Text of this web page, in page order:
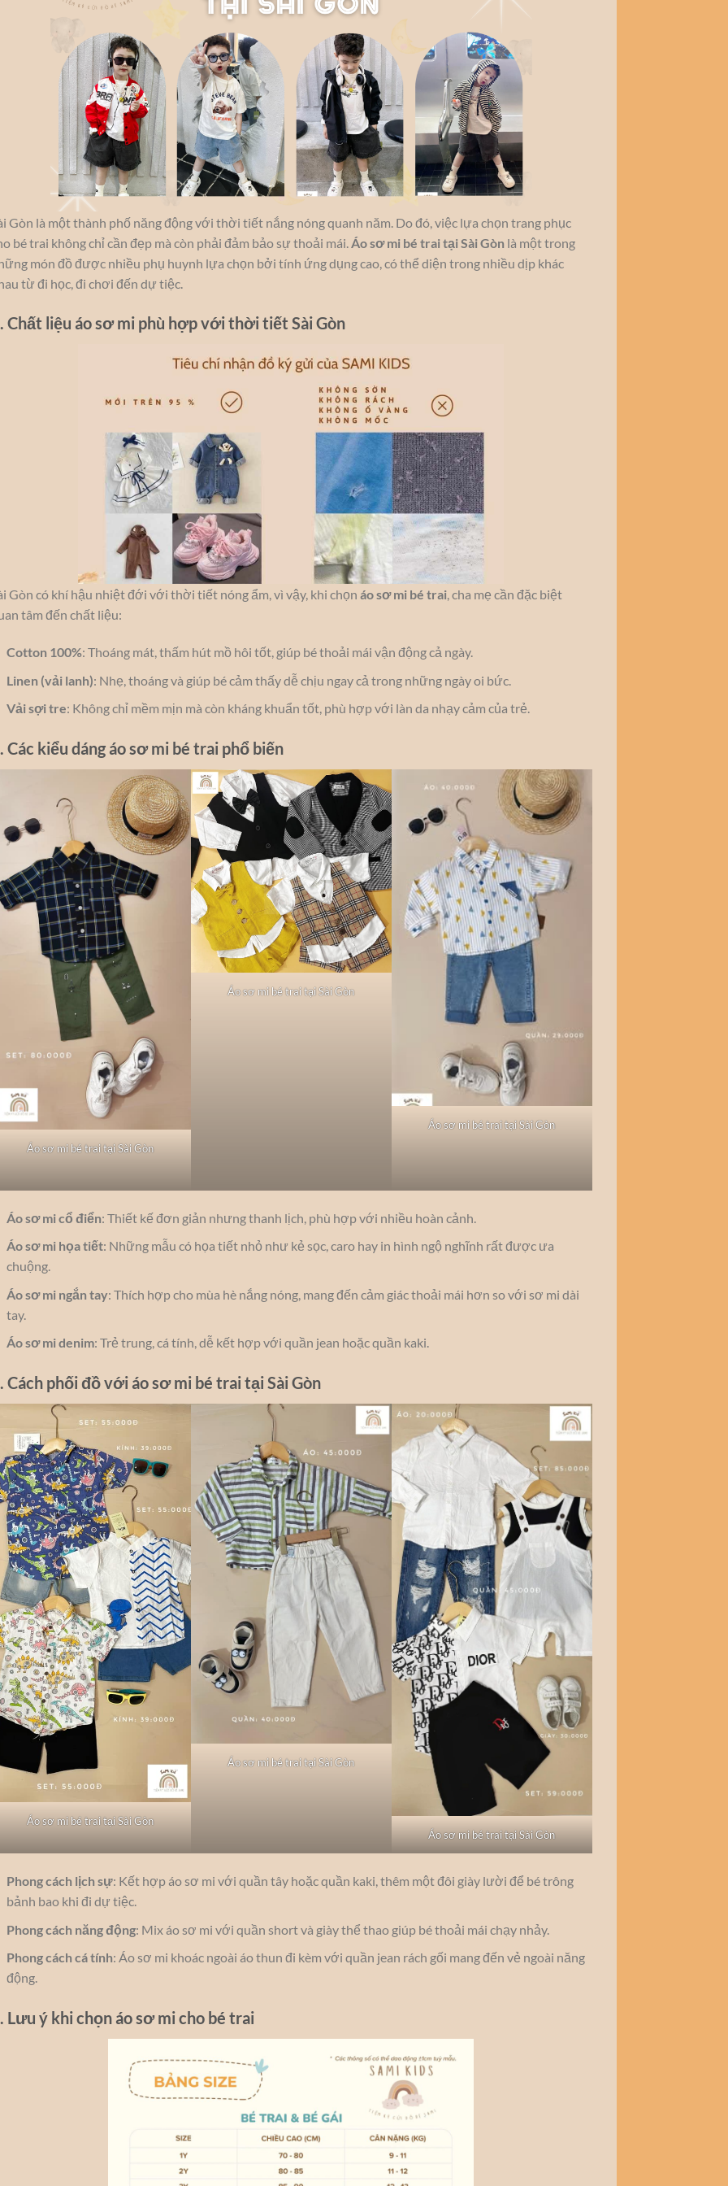
Gòn là một thành phố năng động với thời tiết nắng nóng quanh năm. Do đó, việc lựa chọn trang phục
bé trai không chỉ cần đẹp mà còn phải đảm bảo sự thoải mái. Áo sơ mi bé trai tại Sài Gònlà một trong
món đồ được nhiều phụ huynh lựa chọn bởi tính ứng dụng cao, có thể diện trong nhiều dịp khác
từ đi học, đi chơi đến dự tiệc.
Chất liệu áo sơ mi phù hợp với thời tiết Sài Gòn
Gòn có khí hậu nhiệt đới với thời tiết nóng ẩm, vì vậy, khi chọn áo sơ mi bé trai, cha mẹ cần đặc biệt
tâm đến chất liệu:
Cotton 100%: Thoáng mát, thấm hút mồ hôi tốt, giúp bé thoải mái vận động cả ngày.
Linen (vải lanh): Nhẹ, thoáng và giúp bé cảm thấy dễ chịu ngay cả trong những ngày oi bức.
Vải sợi tre: Không chỉ mềm mịn mà còn kháng khuẩn tốt, phù hợp với làn da nhạy cảm của trẻ.
Các kiểu dáng áo sơ mi bé trai phổ biến
Áo sơ mi bé trai tại Sài Gòn
Áo sơ mi bé trai tại Sài Gòn
Áo sơ mi bé trai tại Sài Gòn
Áo sơ mi cổ điển: Thiết kế đơn giản nhưng thanh lịch, phù hợp với nhiều hoàn cảnh.
Áo sơ mi họa tiết: Những mẫu có họa tiết nhỏ như kẻ sọc, caro hay in hình ngộ nghĩnh rất được ưa
chuộng.
Áo sơ mi ngắn tay: Thích hợp cho mùa hè nắng nóng, mang đến cảm giác thoải mái hơn so với sơ mi dài
tay.
Áo sơ mi denim: Trẻ trung, cá tính, dễ kết hợp với quần jean hoặc quần kaki.
Cách phối đồ với áo sơ mi bé trai tại Sài Gòn
Áo sơ mi bé trai tại Sài Gòn
Áo sơ mi bé trai tại Sài Gòn
Áo sơ mi bé trai tại Sài Gòn
Phong cách lịch sự: Kết hợp áo sơ mi với quần tây hoặc quần kaki, thêm một đôi giày lười để bé trông
bảnh bao khi đi dự tiệc.
Phong cách năng động: Mix áo sơ mi với quần short và giày thể thao giúp bé thoải mái chạy nhảy.
Phong cách cá tính: Áo sơ mi khoác ngoài áo thun đi kèm với quần jean rách gối mang đến vẻ ngoài năng
động.
Lưu ý khi chọn áo sơ mi cho bé trai